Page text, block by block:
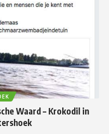
Waard – Krokodil in